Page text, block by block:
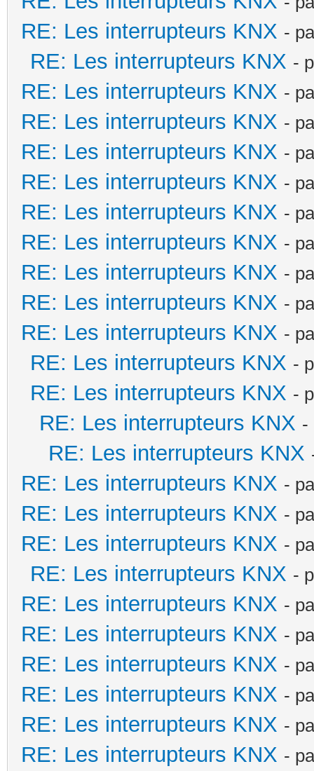
RE: Les interrupteurs KNX -
RE: Les interrupteurs KNX -
RE: Les interrupteurs KNX -
RE: Les interrupteurs KNX -
RE: Les interrupteurs KNX -
RE: Les interrupteurs KNX -
RE: Les interrupteurs KNX -
RE: Les interrupteurs KNX -
RE: Les interrupteurs KNX -
RE: Les interrupteurs KNX -
RE: Les interrupteurs KNX -
RE: Les interrupteurs KNX -
RE: Les interrupteurs KNX -
RE: Les interrupteurs KNX -
RE: Les interrupteurs KNX
RE: Les interrupteurs KNX -
RE: Les interrupteurs KNX -
RE: Les interrupteurs KNX -
RE: Les interrupteurs KNX -
RE: Les interrupteurs KNX -
RE: Les interrupteurs KNX -
RE: Les interrupteurs KNX -
RE: Les interrupteurs KNX -
RE: Les interrupteurs KNX -
RE: Les interrupteurs KNX -